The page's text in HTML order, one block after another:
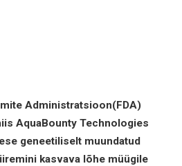
Administratsioon(FDA)
AquaBounty Technologies
geneetiliselt muundatud
kasvava lõhe müügile